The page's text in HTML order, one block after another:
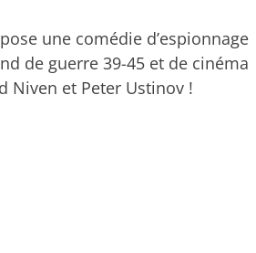
une comédie d’espionnage
de guerre 39-45 et de cinéma
Niven et Peter Ustinov !